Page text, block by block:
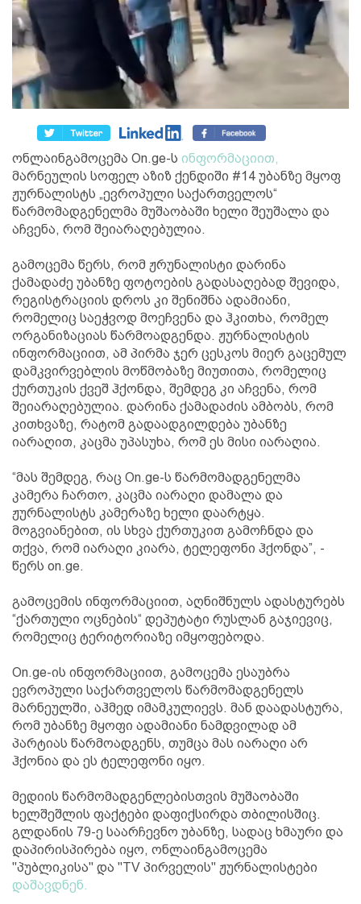
ონლაინგამოცემა On.ge-ს ინფორმაციით,
მარნეულის სოფელ აზიზ ქენდიში #14 უბანზე მყოფ
ჟურნალისტს „ევროპული საქართველოს“
წარმომადგენელმა მუშაობაში ხელი შეუშალა და
აჩვენა, რომ შეიარაღებულია.
გამოცემა წერს, რომ ჟრუნალისტი დარინა
ქამადაძე უბანზე ფოტოების გადასაღებად შევიდა,
რეგისტრაციის დროს კი შენიშნა ადამიანი,
რომელიც საეჭვოდ მოეჩვენა და ჰკითხა, რომელ
ორგანიზაციას წარმოადგენდა. ჟურნალისტის
ინფორმაციით, ამ პირმა ჯერ ცესკოს მიერ გაცემულ
დამკვირვებლის მოწმობაზე მიუთითა, რომელიც
ქურთუკის ქვეშ ჰქონდა, შემდეგ კი აჩვენა, რომ
შეიარაღებულია. დარინა ქამადაძის ამბობს, რომ
კითხვაზე, რატომ გადაადგილდება უბანზე
იარაღით, კაცმა უპასუხა, რომ ეს მისი იარაღია.
“მას შემდეგ, რაც On.ge-ს წარმომადგენელმა
კამერა ჩართო, კაცმა იარაღი დამალა და
ჟურნალისტს კამერაზე ხელი დაარტყა.
მოგვიანებით, ის სხვა ქურთუკით გამოჩნდა და
თქვა, რომ იარაღი კიარა, ტელეფონი ჰქონდა”, -
წერს on.ge.
გამოცემის ინფორმაციით, აღნიშნულს ადასტურებს
“ქართული ოცნების“ დეპუტატი რუსლან გაჯიევიც,
რომელიც ტერიტორიაზე იმყოფებოდა.
On.ge-ის ინფორმაციით, გამოცემა ესაუბრა
ევროპული საქართველოს წარმომადგენელს
მარნეულში, აჰმედ იმამკულიევს. მან დაადასტურა,
რომ უბანზე მყოფი ადამიანი ნამდვილად ამ
პარტიას წარმოადგენს, თუმცა მას იარაღი არ
ჰქონია და ეს ტელეფონი იყო.
მედიის წარმომადგენლებისთვის მუშაობაში
ხელშეშლის ფაქტები დაფიქსირდა თბილისშიც.
გლდანის 79-ე საარჩევნო უბანზე, სადაც ხმაური და
დაპირისპირება იყო, ონლაინგამოცემა
"პუბლიკისა" და "TV პირველის" ჟურნალისტები
დაშავდნენ.